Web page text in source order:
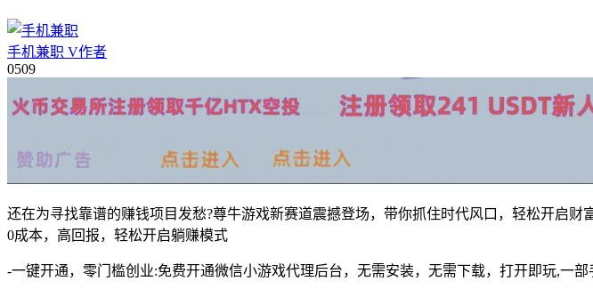
手机兼职 V作者
0509
还在为寻找靠谱的赚钱项目发愁?尊牛游戏新赛道震撼登场，带你抓住时代风口，轻松开启财
0成本，高回报，轻松开启躺赚模式
-一键开通，零门槛创业:免费开通微信小游戏代理后台，无需安装，无需下载，打开即玩,一